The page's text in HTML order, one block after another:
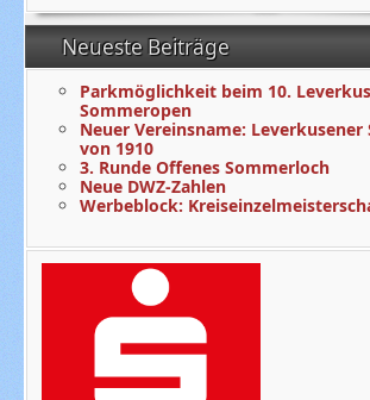
Neueste Beiträge
Parkmöglichkeit beim 10.
Sommeropen
Neuer Vereinsname: Leverkusener
von 1910
3. Runde Offenes Sommerloch
Neue DWZ-Zahlen
Werbeblock: